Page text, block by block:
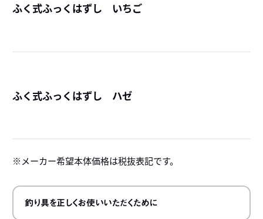
ふく式ふっくはずし いちご
ふく式ふっくはずし ハゼ
メーカー希望本体価格は税抜表記です。
釣り具を正しくお使いいただくために